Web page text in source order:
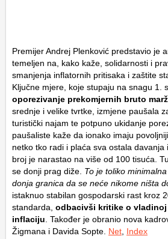
Premijer Andrej Plenković predstavio je
temeljen na, kako kaže, solidarnosti i
smanjenja inflatornih pritisaka i zaštite
Ključne mjere, koje stupaju na snagu 1.
oporezivanje prekomjernih bruto
srednje i velike tvrtke, izmjene paušala
turistički najam te potpuno ukidanje
paušaliste kaže da ionako imaju
netko tko radi i plaća sva ostala davanja
broj je narastao na više od 100 tisuća.
se donji prag diže. To je toliko
donja granica da se neće nikome ništa
istaknuo stabilan gospodarski rast kroz
standarda, odbacivši kritike o
inflaciju . Također je obranio nova
Žigmana i Davida Sopte. Net Index